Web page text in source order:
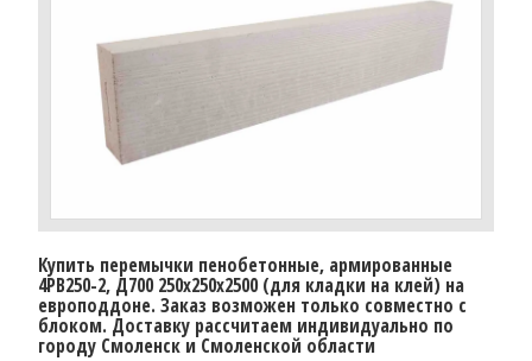
Купить перемычки пенобетонные, армированные
4PB250-2, Д700 250х250х2500 (для кладки на клей) на
европоддоне. Заказ возможен только совместно с
блоком. Доставку рассчитаем индивидуально по
городу Смоленск и Смоленской области